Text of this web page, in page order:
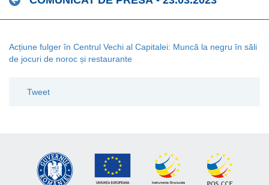
Acțiune fulger în Centrul Vechi al Capitalei: Muncă la negru în săli
de jocuri de noroc și restaurante
Tweet